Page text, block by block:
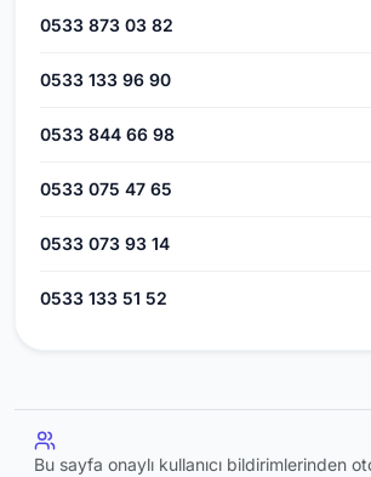
0533 873 03 82
0533 133 96 90
0533 844 66 98
0533 075 47 65
0533 073 93 14
0533 133 51 52
Bu sayfa onaylı kullanıcı bildirimlerinden